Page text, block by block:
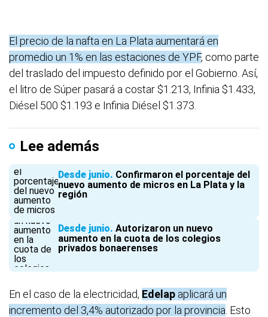
El precio de la nafta en La Plata aumentará en
promedio un 1% en las estaciones de YPF, como parte
del traslado del impuesto definido por el Gobierno. Así,
el litro de Súper pasará a costar $1.213, Infinia $1.433,
Diésel 500 $1.193 e Infinia Diésel $1.373.
Lee además
Desde junio Confirmaron el porcentaje del
nuevo aumento de micros en La Plata y la
región
Desde junio Autorizaron un nuevo
aumento en la cuota de los colegios
privados bonaerenses
En el caso de la electricidad, Edelap aplicará un
incremento del 3,4% autorizado por la provincia . Esto